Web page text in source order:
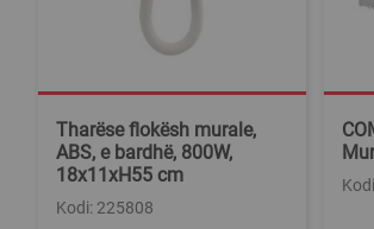
Tharëse flokësh murale,
ABS, e bardhë, 800W,
18x11xH55 cm
Kodi: 225808